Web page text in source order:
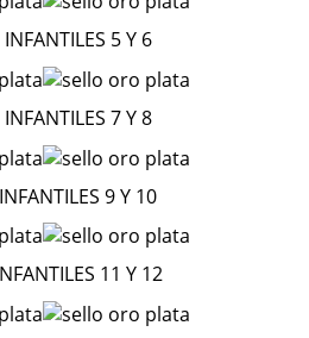
INFANTILES 5 Y 6
INFANTILES 7 Y 8
9 Y 10
11 Y 12